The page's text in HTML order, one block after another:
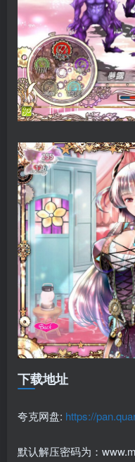
下载地址
夸克网盘: https://
默认解压密码为：